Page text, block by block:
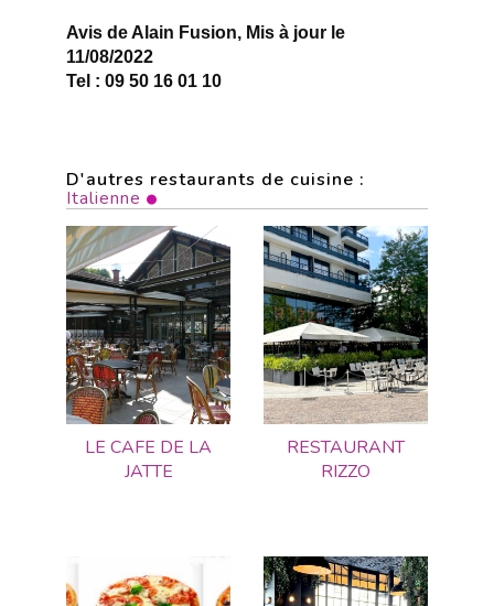
Avis de Alain Fusion, Mis à jour le
11/08/2022
Tel : 09 50 16 01 10
D'autres restaurants de cuisine :
Italienne
LE CAFE DE LA
JATTE
RESTAURANT
RIZZO